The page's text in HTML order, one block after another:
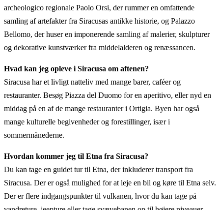
archeologico regionale Paolo Orsi, der rummer en omfattende
samling af artefakter fra Siracusas antikke historie, og Palazzo
Bellomo, der huser en imponerende samling af malerier, skulpturer
og dekorative kunstværker fra middelalderen og renæssancen.
Hvad kan jeg opleve i Siracusa om aftenen?
Siracusa har et livligt natteliv med mange barer, caféer og
restauranter. Besøg Piazza del Duomo for en aperitivo, eller nyd en
middag på en af de mange restauranter i Ortigia. Byen har også
mange kulturelle begivenheder og forestillinger, især i
sommermånederne.
Hvordan kommer jeg til Etna fra Siracusa?
Du kan tage en guidet tur til Etna, der inkluderer transport fra
Siracusa. Der er også mulighed for at leje en bil og køre til Etna selv.
Der er flere indgangspunkter til vulkanen, hvor du kan tage på